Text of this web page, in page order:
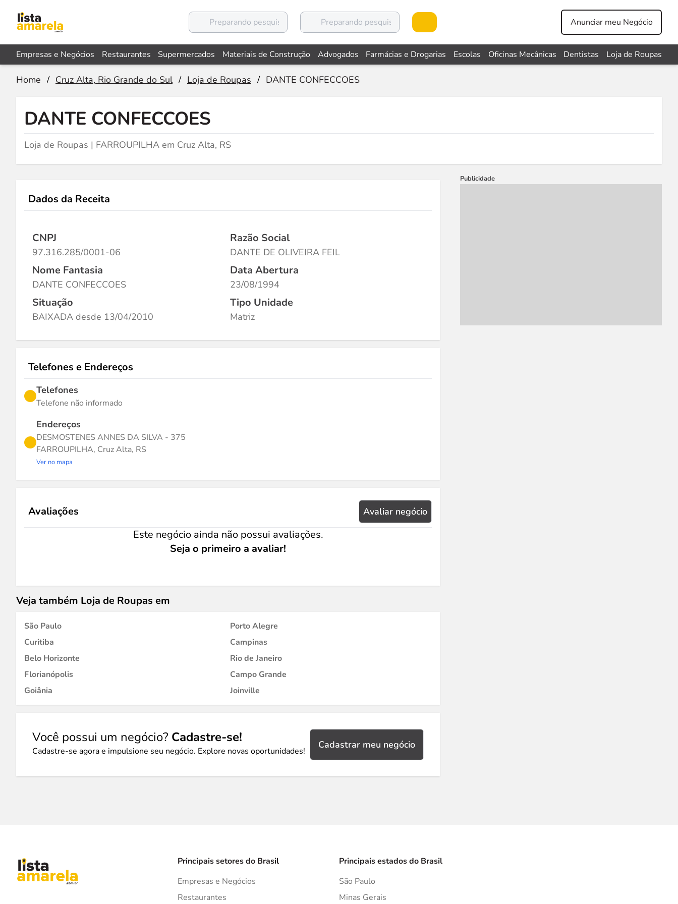
Anunciar meu Negócio
Empresas e Negócios Restaurantes Supermercados Materiais de Construção Advogados Farmácias e Drogarias Escolas Oficinas Mecânicas Dentistas Loja de Roupas
Home / Cruz Alta, Rio Grande do Sul / Loja de Roupas / DANTE CONFECCOES
DANTE CONFECCOES
Loja de Roupas | FARROUPILHA em Cruz Alta, RS
Dados da Receita
CNPJ
97.316.285/0001-06
Razão Social
DANTE DE OLIVEIRA FEIL
Nome Fantasia
DANTE CONFECCOES
Data Abertura
23/08/1994
Situação
BAIXADA desde 13/04/2010
Tipo Unidade
Matriz
Telefones e Endereços
Telefones
Telefone não informado
Endereços
DESMOSTENES ANNES DA SILVA - 375
FARROUPILHA, Cruz Alta, RS
Ver no mapa
Avaliações Avaliar negócio
Este negócio ainda não possui avaliações.
Seja o primeiro a avaliar!
Veja também Loja de Roupas em
São Paulo
Porto Alegre
Curitiba
Campinas
Belo Horizonte
Rio de Janeiro
Florianópolis
Campo Grande
Goiânia
Joinville
Você possui um negócio? Cadastre-se!
Cadastre-se agora e impulsione seu negócio. Explore novas oportunidades!
Cadastrar meu negócio
Publicidade
Principais setores do Brasil
Empresas e Negócios
Restaurantes
Principais estados do Brasil
São Paulo
Minas Gerais